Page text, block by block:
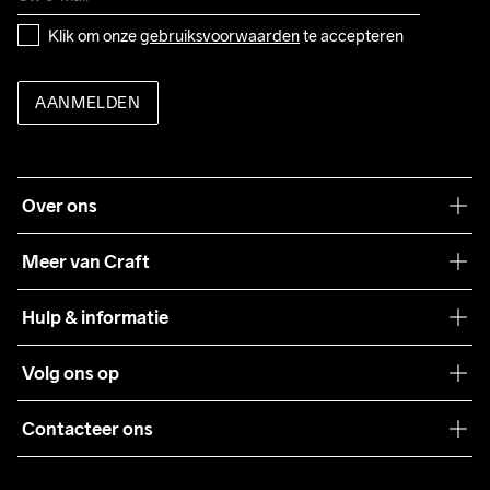
Klik om onze gebruiksvoorwaarden te accepteren
AANMELDEN
Over ons
Meer van Craft
Teamwear
Samenwerkingen
Pers
Hulp & informatie
Algemene voorwaarden
Retour
Volg ons op
Contacteer ons